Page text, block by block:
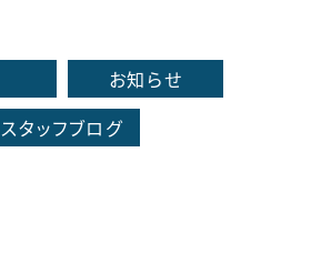
お知らせ
スタッフブログ